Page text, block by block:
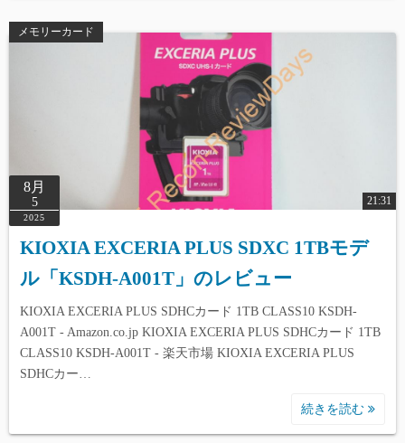
メモリーカード
8月
5
2025
21:31
KIOXIA EXCERIA PLUS SDXC 1TBモデ
ル「KSDH-A001T」のレビュー
KIOXIA EXCERIA PLUS SDHCカード 1TB CLASS10 KSDH-
A001T - Amazon.co.jp KIOXIA EXCERIA PLUS SDHCカード 1TB
CLASS10 KSDH-A001T - 楽天市場 KIOXIA EXCERIA PLUS
SDHCカー…
続きを読む